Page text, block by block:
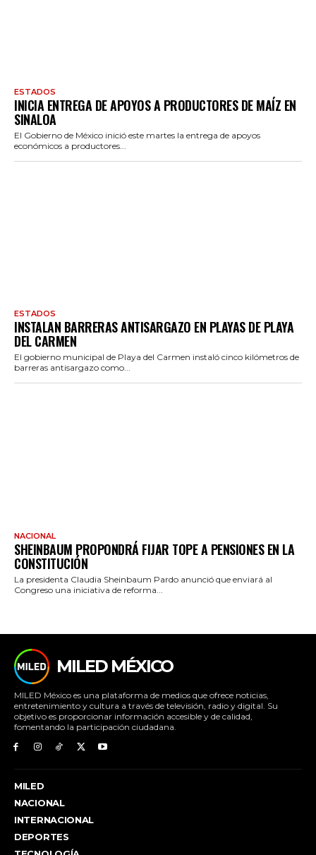
ESTADOS
INICIA ENTREGA DE APOYOS A PRODUCTORES DE MAÍZ EN
SINALOA
El Gobierno de México inició este martes la entrega de apoyos
económicos a productores...
ESTADOS
INSTALAN BARRERAS ANTISARGAZO EN PLAYAS DE PLAYA
DEL CARMEN
El gobierno municipal de Playa del Carmen instaló cinco kilómetros de
barreras antisargazo como...
NACIONAL
SHEINBAUM PROPONDRÁ FIJAR TOPE A PENSIONES EN LA
CONSTITUCIÓN
La presidenta Claudia Sheinbaum Pardo anunció que enviará al
Congreso una iniciativa de reforma...
MILED MÉXICO
MILED México es una plataforma de medios que ofrece noticias,
entretenimiento y cultura a través de televisión, radio y digital. Su
objetivo es proporcionar información accesible y de calidad,
fomentando la participación ciudadana.
MILED
NACIONAL
INTERNACIONAL
DEPORTES